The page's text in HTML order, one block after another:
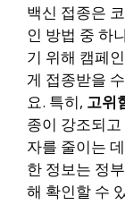
백신 접종은
인 방법 중 하
기 위해 캠페
게 접종받을
요. 특히, 고위
종이 강조되
자를 줄이는
한 정보는 정
해 확인할 수